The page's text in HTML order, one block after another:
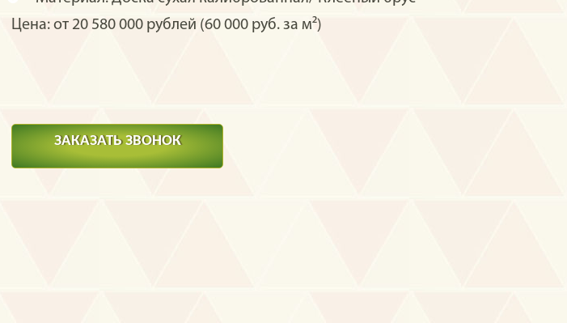
Цена: от 20 580 000 рублей (60 000 руб. за м²)
ЗАКАЗАТЬ ЗВОНОК